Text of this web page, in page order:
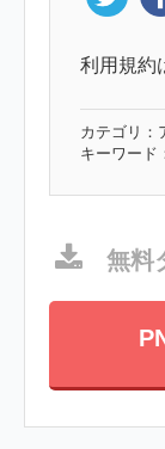
利用規約
カテゴリ：
キーワード
無料